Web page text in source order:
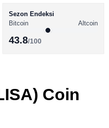
Youtube
Sezon Endeksi
Bitcoin
Altcoin
43.8/100
Coin